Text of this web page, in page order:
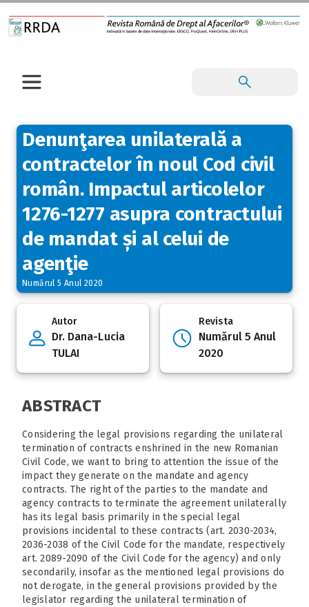
Denunţarea unilaterală a
contractelor în noul Cod civil
român. Impactul articolelor
1276-1277 asupra contractului
de mandat și al celui de
agenţie
Numărul 5 Anul 2020
Autor
Dr. Dana-Lucia
TULAI
Revista
Numărul 5 Anul
2020
ABSTRACT
Considering the legal provisions regarding the unilateral
termination of contracts enshrined in the new Romanian
Civil Code, we want to bring to attention the issue of the
impact they generate on the mandate and agency
contracts. The right of the parties to the mandate and
agency contracts to terminate the agreement unilaterally
has its legal basis primarily in the special legal
provisions incidental to these contracts (art. 2030-2034,
2036-2038 of the Civil Code for the mandate, respectively
art. 2089-2090 of the Civil Code for the agency) and only
secondarily, insofar as the mentioned legal provisions do
not derogate, in the general provisions provided by the
legislator regarding the unilateral termination of